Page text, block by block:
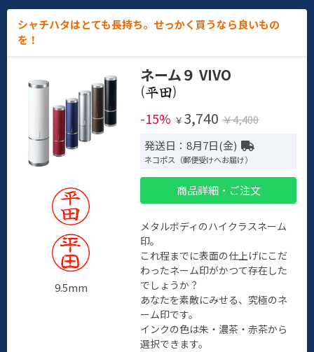
シャチハタはとても長持ち。せっかく買うなら良いもの
を！
9.5mm
ネーム９ VIVO
(
)
-15% ￥ 3,740 ￥4,400
発送日：8月7日(金)
ネコポス（郵便受けへお届け）
商品詳細・ご注文
メタルボディのハイクラスネーム
印。
これ程までに表面の仕上げにこだ
わったネーム印がかつて存在した
でしょうか？
あなたを素敵にみせる、究極のネ
ーム印です。
インクの色は朱・濃茶・赤茶から
選択できます。